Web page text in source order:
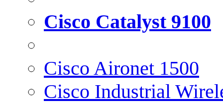
Cisco Catalyst 9100
Cisco Aironet 1500
Cisco Industrial